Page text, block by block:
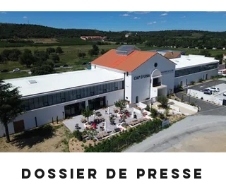
DOSSIER de presse